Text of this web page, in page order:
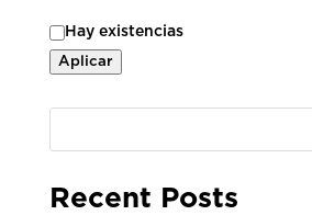
Estado
Hay existencias
Aplicar
Recent Posts